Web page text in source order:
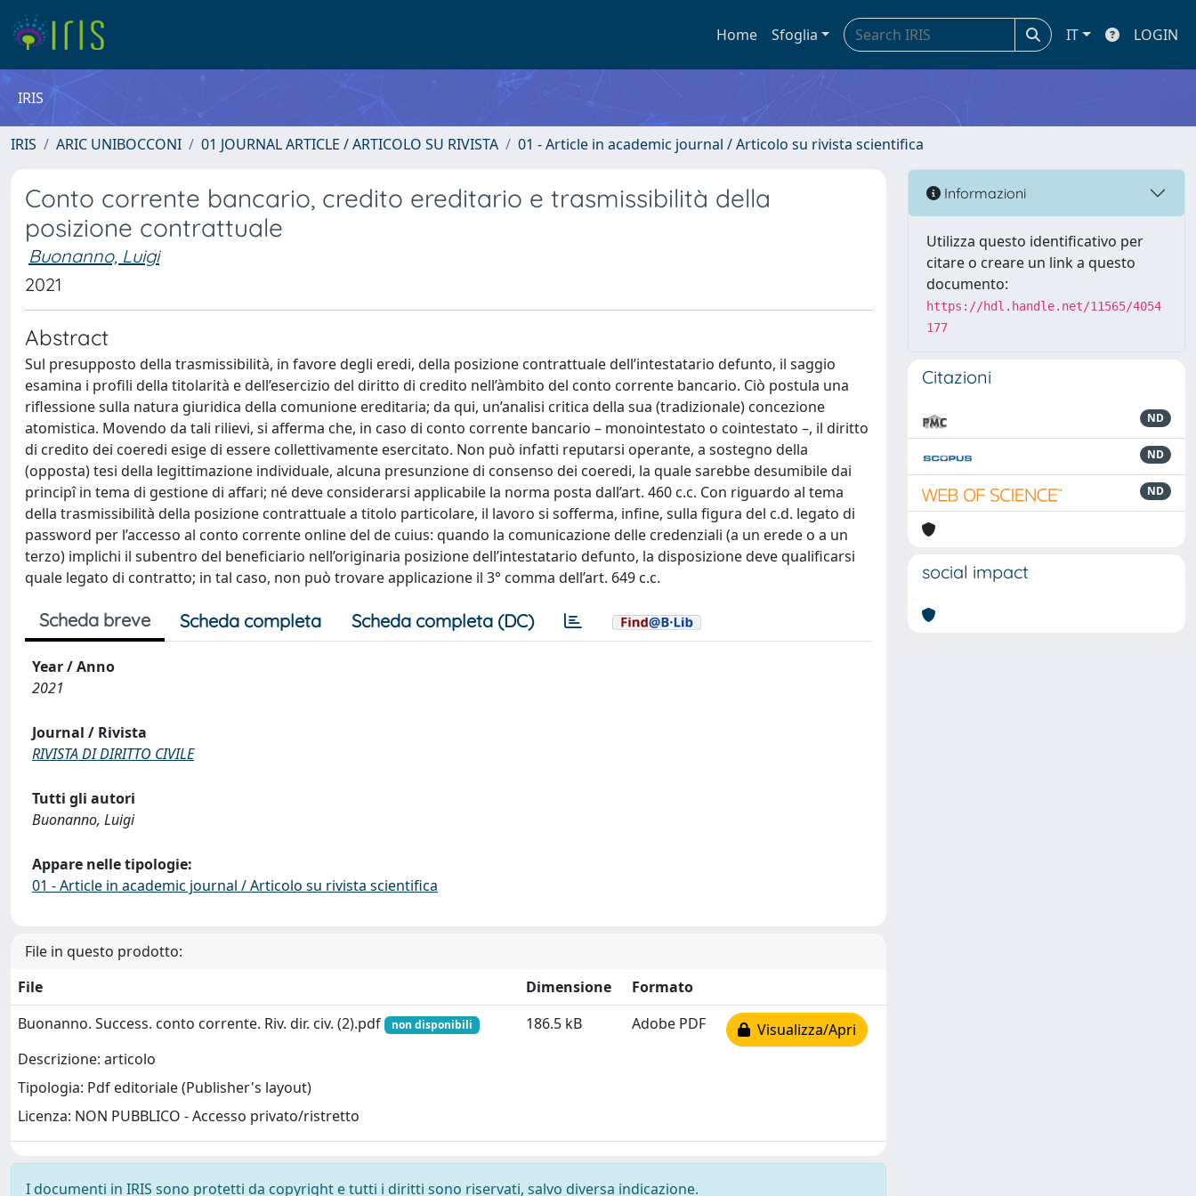
Home Sfoglia IT LOGIN
IRIS
IRIS ARIC UNIBOCCONI 01 JOURNAL ARTICLE / ARTICOLO SU RIVISTA 01 - Article in academic journal / Articolo su rivista scientifica
Conto corrente bancario, credito ereditario e trasmissibilità della
posizione contrattuale
Buonanno, Luigi
2021
Abstract
Sul presupposto della trasmissibilità, in favore degli eredi, della posizione contrattuale dell’intestatario defunto, il saggio
esamina i profili della titolarità e dell’esercizio del diritto di credito nell’àmbito del conto corrente bancario. Ciò postula una
riflessione sulla natura giuridica della comunione ereditaria; da qui, un’analisi critica della sua (tradizionale) concezione
atomistica. Movendo da tali rilievi, si afferma che, in caso di conto corrente bancario – monointestato o cointestato –, il diritto
di credito dei coeredi esige di essere collettivamente esercitato. Non può infatti reputarsi operante, a sostegno della
(opposta) tesi della legittimazione individuale, alcuna presunzione di consenso dei coeredi, la quale sarebbe desumibile dai
principî in tema di gestione di affari; né deve considerarsi applicabile la norma posta dall’art. 460 c.c. Con riguardo al tema
della trasmissibilità della posizione contrattuale a titolo particolare, il lavoro si sofferma, infine, sulla figura del c.d. legato di
password per l’accesso al conto corrente online del de cuius: quando la comunicazione delle credenziali (a un erede o a un
terzo) implichi il subentro del beneficiario nell’originaria posizione dell’intestatario defunto, la disposizione deve qualificarsi
quale legato di contratto; in tal caso, non può trovare applicazione il 3° comma dell’art. 649 c.c.
Scheda breve Scheda completa Scheda completa (DC)
Year / Anno
2021
Journal / Rivista
RIVISTA DI DIRITTO CIVILE
Tutti gli autori
Buonanno, Luigi
Appare nelle tipologie:
01 - Article in academic journal / Articolo su rivista scientifica
File in questo prodotto:
File
Dimensione
Formato
Buonanno. Success. conto corrente. Riv. dir. civ. (2).pdf
non disponibili
Descrizione: articolo
Tipologia: Pdf editoriale (Publisher's layout)
Licenza: NON PUBBLICO - Accesso privato/ristretto
186.5 kB Adobe PDF Visualizza/Apri
I documenti in IRIS sono protetti da copyright e tutti i diritti sono riservati, salvo diversa indicazione.
Informazioni
Utilizza questo identificativo per
citare o creare un link a questo
documento:
https://hdl.handle.net/11565/4054
177
Citazioni
ND
ND
ND
social impact